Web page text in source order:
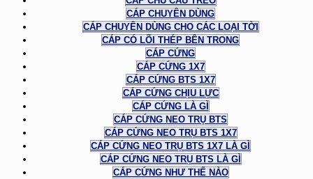
CÁP CHUYÊN DÙNG
CÁP CHUYÊN DÙNG CHO CÁC LOẠI TỜI
CÁP CÓ LÕI THÉP BÊN TRONG
CÁP CỨNG
CÁP CỨNG 1X7
CÁP CỨNG BTS 1X7
CÁP CỨNG CHỊU LỰC
CÁP CỨNG LÀ GÌ
CÁP CỨNG NEO TRỤ BTS
CÁP CỨNG NEO TRỤ BTS 1X7
CÁP CỨNG NEO TRỤ BTS 1X7 LÀ GÌ
CÁP CỨNG NEO TRỤ BTS LÀ GÌ
CÁP CỨNG NHƯ THẾ NÀO